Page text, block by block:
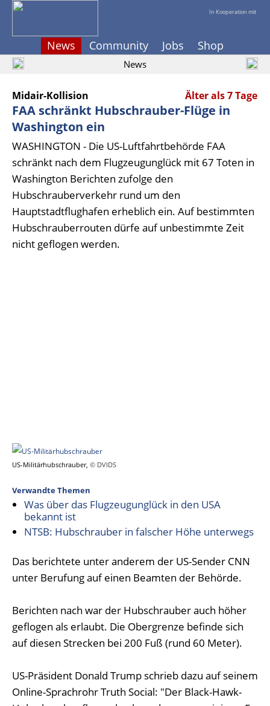
In Kooperation mit
News Community Jobs Shop
News
Midair-Kollision Älter als 7 Tage
FAA schränkt Hubschrauber-Flüge in
Washington ein
WASHINGTON - Die US-Luftfahrtbehörde FAA
schränkt nach dem Flugzeugunglück mit 67 Toten in
Washington Berichten zufolge den
Hubschrauberverkehr rund um den
Hauptstadtflughafen erheblich ein. Auf bestimmten
Hubschrauberrouten dürfe auf unbestimmte Zeit
nicht geflogen werden.
US-Militärhubschrauber, © DVIDS
Verwandte Themen
Was über das Flugzeugunglück in den USA
bekannt ist
NTSB: Hubschrauber in falscher Höhe unterwegs
Das berichtete unter anderem der US-Sender CNN
unter Berufung auf einen Beamten der Behörde.
Berichten nach war der Hubschrauber auch höher
geflogen als erlaubt. Die Obergrenze befinde sich
auf diesen Strecken bei 200 Fuß (rund 60 Meter).
US-Präsident Donald Trump schrieb dazu auf seinem
Online-Sprachrohr Truth Social: "Der Black-Hawk-